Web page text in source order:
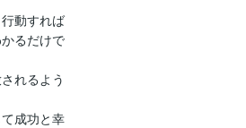
動すれば
るだけで
れるよう
成功と幸